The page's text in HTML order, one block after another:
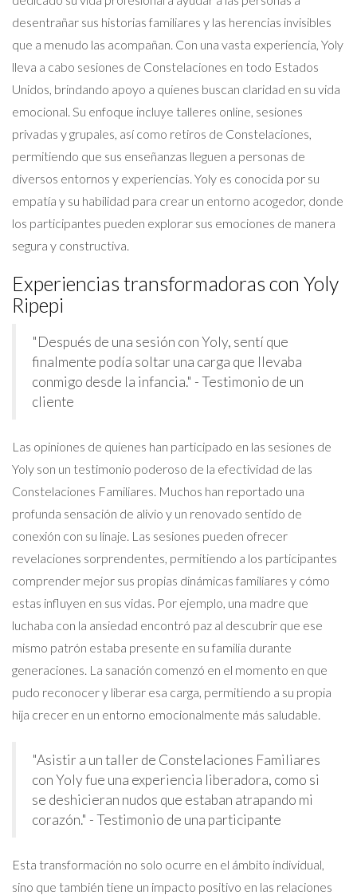
desentrañar sus historias familiares y las herencias invisibles
que a menudo las acompañan. Con una vasta experiencia, Yoly
lleva a cabo sesiones de Constelaciones en todo Estados
Unidos, brindando apoyo a quienes buscan claridad en su vida
emocional. Su enfoque incluye talleres online, sesiones
privadas y grupales, así como retiros de Constelaciones,
permitiendo que sus enseñanzas lleguen a personas de
diversos entornos y experiencias. Yoly es conocida por su
empatía y su habilidad para crear un entorno acogedor, donde
los participantes pueden explorar sus emociones de manera
segura y constructiva.
Experiencias transformadoras con Yoly
Ripepi
"Después de una sesión con Yoly, sentí que
finalmente podía soltar una carga que llevaba
conmigo desde la infancia." - Testimonio de un
cliente
Las opiniones de quienes han participado en las sesiones de
Yoly son un testimonio poderoso de la efectividad de las
Constelaciones Familiares. Muchos han reportado una
profunda sensación de alivio y un renovado sentido de
conexión con su linaje. Las sesiones pueden ofrecer
revelaciones sorprendentes, permitiendo a los participantes
comprender mejor sus propias dinámicas familiares y cómo
estas influyen en sus vidas. Por ejemplo, una madre que
luchaba con la ansiedad encontró paz al descubrir que ese
mismo patrón estaba presente en su familia durante
generaciones. La sanación comenzó en el momento en que
pudo reconocer y liberar esa carga, permitiendo a su propia
hija crecer en un entorno emocionalmente más saludable.
"Asistir a un taller de Constelaciones Familiares
con Yoly fue una experiencia liberadora, como si
se deshicieran nudos que estaban atrapando mi
corazón." - Testimonio de una participante
Esta transformación no solo ocurre en el ámbito individual,
sino que también tiene un impacto positivo en las relaciones